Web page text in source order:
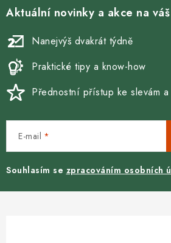
Aktuální novinky a akce na
Nanejvýš dvakrát týdně
Praktické tipy a know-how
Přednostní přístup ke slevám a
E-mail
Souhlasím se zpracováním osobních